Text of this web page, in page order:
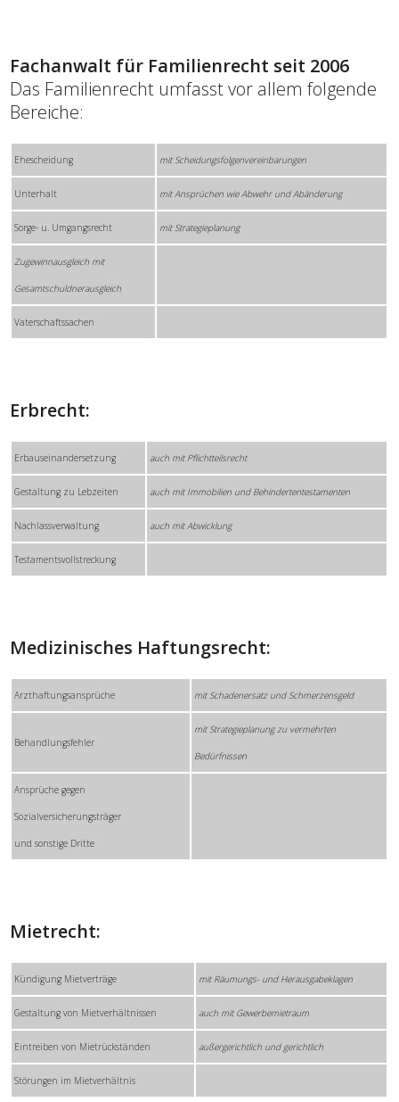
Fachanwalt für Familienrecht seit 2006
Das Familienrecht umfasst vor allem folgende
Bereiche:
Ehescheidung mit Scheidungsfolgenvereinbarungen
Unterhalt mit Ansprüchen wie Abwehr und Abänderung
Sorge- u. Umgangsrecht mit Strategieplanung
Zugewinnausgleich mit
Gesamtschuldnerausgleich
Vaterschaftssachen
Erbrecht:
Erbauseinandersetzung auch mit Pflichtteilsrecht
Gestaltung zu Lebzeiten auch mit Immobilien und Behindertentestamenten
Nachlassverwaltung auch mit Abwicklung
Testamentsvollstreckung
Medizinisches Haftungsrecht:
Arzthaftungsansprüche mit Schadenersatz und Schmerzensgeld
Behandlungsfehler
mit Strategieplanung zu vermehrten
Bedürfnissen
Ansprüche gegen
Sozialversicherungsträger
und sonstige Dritte
Mietrecht:
Kündigung Mietverträge mit Räumungs- und Herausgabeklagen
Gestaltung von Mietverhältnissen auch mit Gewerbemietraum
Eintreiben von Mietrückständen außergerichtlich und gerichtlich
Störungen im Mietverhältnis